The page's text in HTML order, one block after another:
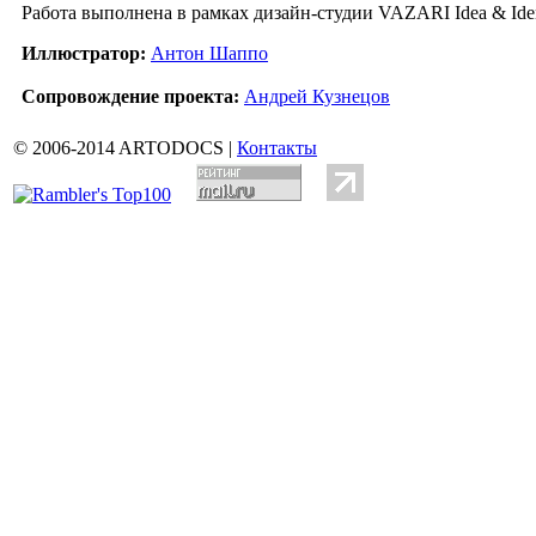
Работа выполнена в рамках дизайн-студии VAZARI Idea &
Иллюстратор: Антон Шаппо
Сопровождение проекта: Андрей Кузнецов
© 2006-2014 ARTODOCS | Контакты